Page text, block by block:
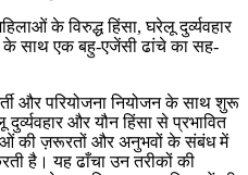
के विरुद्ध हिंसा, घरेलू दुर्व्यवहार
के साथ एक बहु-एजेंसी ढांचे का सह-
और परियोजना नियोजन के साथ शुरू
और यौन हिंसा से प्रभावित
की ज़रूरतों और अनुभवों के संबंध में
है। यह ढाँचा उन तरीकों की